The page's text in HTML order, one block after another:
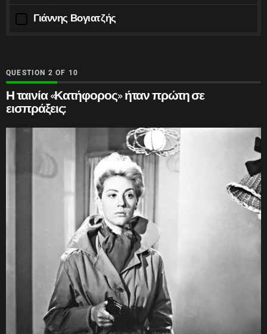
Γιάννης Βογιατζής
QUESTION OF 10
Η ταινία «Κατήφορος» ήταν πρώτη σε
εισπράξεις: